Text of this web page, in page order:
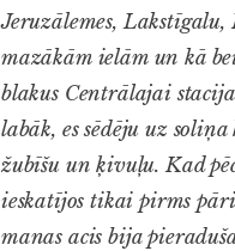
Jeruzālemes,
mazākām ielām un kā
blakus Centrālajai
labāk, es sēdēju uz
žubīšu un ķivuļu. Kad
ieskatījos tikai pirms
manas acis bija